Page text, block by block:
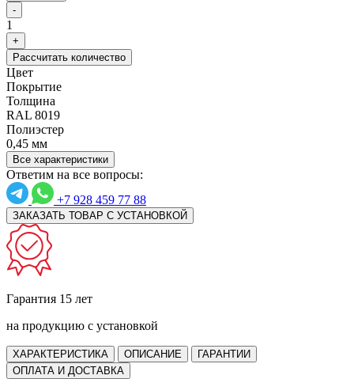
-
1
+
Рассчитать количество
Цвет
Покрытие
Толщина
RAL 8019
Полиэстер
0,45 мм
Все характеристики
Ответим на все вопросы:
+7 928 459 77 88
ЗАКАЗАТЬ ТОВАР С УСТАНОВКОЙ
Гарантия 15 лет
на продукцию с установкой
ХАРАКТЕРИСТИКА ОПИСАНИЕ
ГАРАНТИИ
ОПЛАТА И ДОСТАВКА